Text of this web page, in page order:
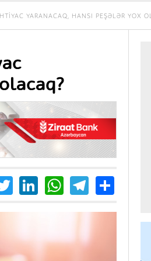
YARANACAQ, HANSI PEŞƏLƏR YOX
TwitterLinkedIn
WhatsApp
Share